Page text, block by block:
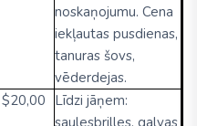
noskaņojumu. Cena
iekļautas pusdienas,
tanuras šovs,
vēderdejas.
$20,00 Līdzi jāņem:
saulesbrilles, galvas